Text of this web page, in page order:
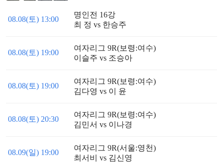
08.08(토) 13:00
명인전 16강
최 정 vs 한승주
08.08(토) 19:00
여자리그 9R(보령:여수)
이슬주 vs 조승아
08.08(토) 19:00
여자리그 9R(보령:여수)
김다영 vs 이 윤
08.08(토) 20:30
여자리그 9R(보령:여수)
김민서 vs 이나경
08.09(일) 19:00
여자리그 9R(서울:영천)
최서비 vs 김신영